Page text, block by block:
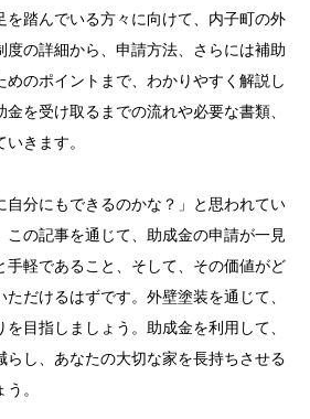
を踏んでいる方々に向けて、内子町の外
度の詳細から、申請方法、さらには補助
めのポイントまで、わかりやすく解説し
を受け取るまでの流れや必要な書類、
きます。
自分にもできるのかな？」と思われてい
この記事を通じて、助成金の申請が一見
手軽であること、そして、その価値がど
だけるはずです。外壁塗装を通じて、
目指しましょう。助成金を利用して、
らし、あなたの大切な家を長持ちさせる
。